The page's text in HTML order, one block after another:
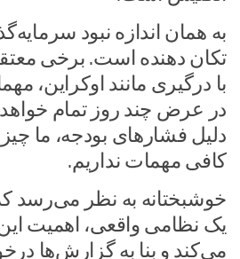
به همان اندازه نبود
تکان دهنده است. برخی
با درگیری مانند اوکراین،
در عرض چند روز تمام
دلیل فشارهای بودجه، ما
کافی مهمات نداریم.
خوشبختانه به نظر می‌رسد
یک نظامی واقعی، اهمیت